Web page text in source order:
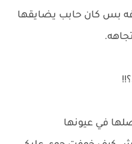
بس كان حابب يضايقها
في عيونها